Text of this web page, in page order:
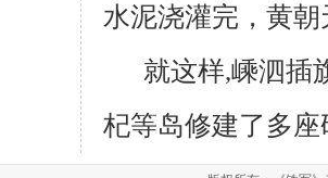
水泥浇灌完，黄
就这样,嵊泗插
杞等岛修建了多座